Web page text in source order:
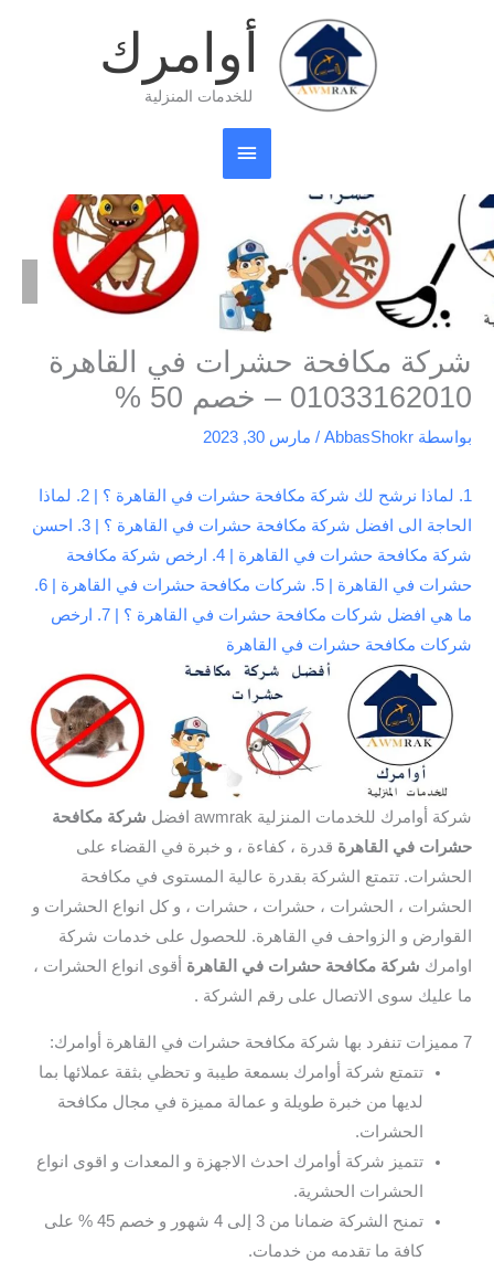
أوامرك
للخدمات المنزلية
القائمة
الرئيسية
الرئيسية
مكافحة حشرات
شركة مكافحة حشرات في القاهرة 01033162010 – خصم 50 %
شركة مكافحة حشرات في القاهرة
01033162010 – خصم 50 %
بواسطة AbbasShokr
/ مارس 30, 2023
1. لماذا نرشح لك شركة مكافحة حشرات في القاهرة ؟ | 2. لماذا
الحاجة الى افضل شركة مكافحة حشرات في القاهرة ؟ | 3. احسن
شركة مكافحة حشرات في القاهرة | 4. ارخص شركة مكافحة
حشرات في القاهرة | 5. شركات مكافحة حشرات في القاهرة | 6.
ما هي افضل شركات مكافحة حشرات في القاهرة ؟ | 7. ارخص
شركات مكافحة حشرات في القاهرة
شركة أوامرك للخدمات المنزلية awmrak افضل
شركة مكافحة
حشرات في القاهرة قدرة ، كفاءة ، و خبرة في القضاء على
الحشرات. تتمتع الشركة بقدرة عالية المستوى في مكافحة
الحشرات ، الحشرات ، حشرات ، حشرات ، و كل انواع الحشرات و
القوارض و الزواحف في القاهرة. للحصول على خدمات شركة
اوامرك شركة مكافحة حشرات في القاهرة أقوى انواع الحشرات ،
ما عليك سوى الاتصال على رقم الشركة .
7 مميزات تنفرد بها شركة مكافحة حشرات في القاهرة أوامرك:
تتمتع شركة أوامرك بسمعة طيبة و تحظي بثقة عملائها بما
لديها من خبرة طويلة و عمالة مميزة في مجال مكافحة
الحشرات.
تتميز شركة أوامرك احدث الاجهزة و المعدات و اقوى انواع
الحشرات الحشرية.
تمنح الشركة ضمانا من 3 إلى 4 شهور و خصم 45 % على
كافة ما تقدمه من خدمات.